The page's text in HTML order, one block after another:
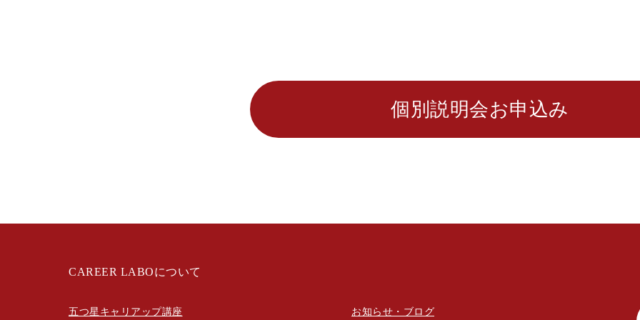
個別説明会お申込み
CAREER LABOについて
五つ星キャリアップ講座 お知らせ・ブログ